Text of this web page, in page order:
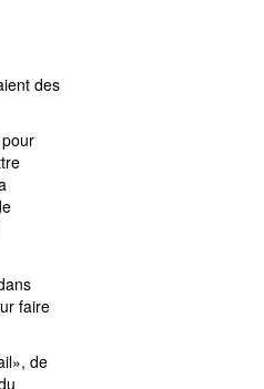
des
faire
de